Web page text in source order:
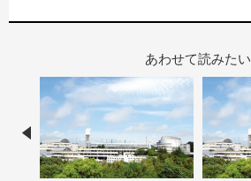
あわせて読みたい
Prev